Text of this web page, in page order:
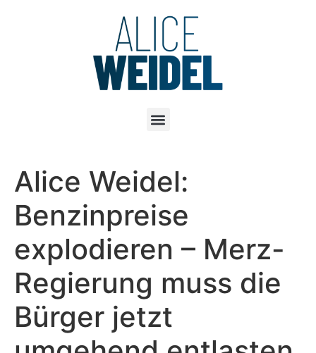
Alice Weidel:
Benzinpreise
explodieren – Merz-
Regierung muss die
Bürger jetzt